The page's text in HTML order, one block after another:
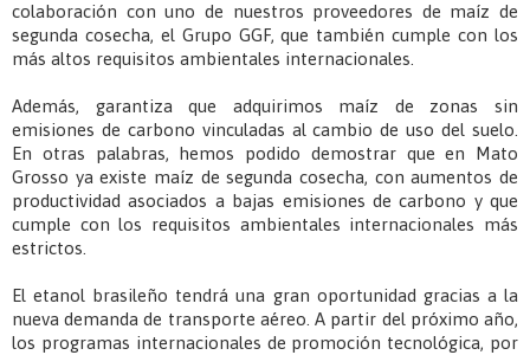
colaboración con uno de nuestros proveedores de maíz de
segunda cosecha, el Grupo GGF, que también cumple con los
más altos requisitos ambientales internacionales.
Además, garantiza que adquirimos maíz de zonas sin
emisiones de carbono vinculadas al cambio de uso del suelo.
En otras palabras, hemos podido demostrar que en Mato
Grosso ya existe maíz de segunda cosecha, con aumentos de
productividad asociados a bajas emisiones de carbono y que
cumple con los requisitos ambientales internacionales más
estrictos.
El etanol brasileño tendrá una gran oportunidad gracias a la
nueva demanda de transporte aéreo. A partir del próximo año,
los programas internacionales de promoción tecnológica, por